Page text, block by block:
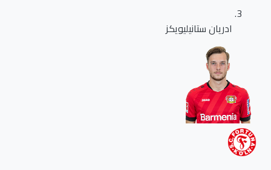
ادريان ستانيليويكز